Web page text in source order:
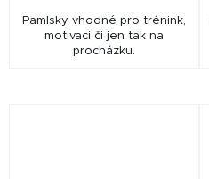
Pamlsky vhodné pro trénink,
motivaci či jen tak na
procházku.